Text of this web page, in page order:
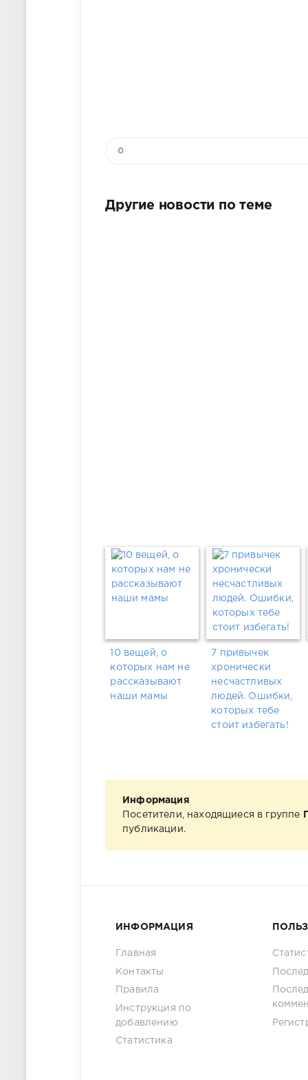
0
Другие новости по теме
10 вещей, о
которых нам не
рассказывают
наши мамы
7 привычек
хронически
несчастливых
людей. Ошибки,
которых тебе
стоит избегать!
Информация
Посетители, находящиеся в группе
публикации.
ИНФОРМАЦИЯ
Главная
Контакты
Правила
Инструкция по
добавлению
Статистика